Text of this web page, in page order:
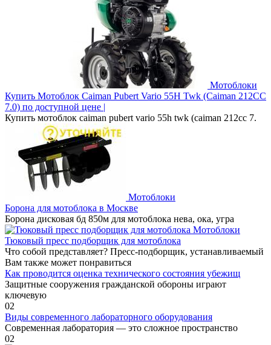
Мотоблоки
Купить Мотоблок Caiman Pubert Vario 55H Twk (Caiman 212CC
7.0) по доступной цене |
Купить мотоблок caiman pubert vario 55h twk (caiman 212cc 7.
Мотоблоки
Борона для мотоблока в Москве
Борона дисковая бд 850м для мотоблока нева, ока, угра
Мотоблоки
Тюковый пресс подборщик для мотоблока
Что собой представляет? Пресс-подборщик, устанавливаемый
Вам также может понравиться
Как проводится оценка технического состояния убежищ
Защитные сооружения гражданской обороны играют
ключевую
02
Виды современного лабораторного оборудования
Современная лаборатория — это сложное пространство
02